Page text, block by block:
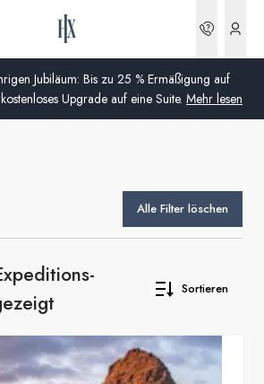
Jubiläum: Bis zu 25 % Ermäßigung auf
Upgrade auf eine Suite. Mehr lesen
(England, Schottland, Wales
Alle Filter löschen
Sortieren